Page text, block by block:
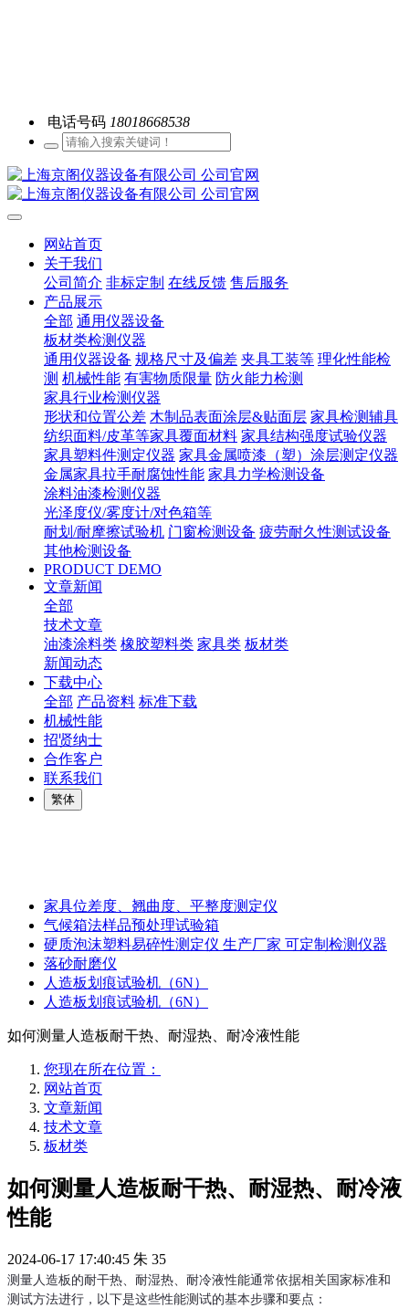
电话号码 18018668538
网站首页
关于我们
公司简介 非标定制 在线反馈 售后服务
产品展示
全部 通用仪器设备
板材类检测仪器
通用仪器设备 规格尺寸及偏差 夹具工装等 理化性能检
测 机械性能 有害物质限量 防火能力检测
家具行业检测仪器
形状和位置公差 木制品表面涂层&贴面层 家具检测辅具
纺织面料/皮革等家具覆面材料 家具结构强度试验仪器
家具塑料件测定仪器 家具金属喷漆（塑）涂层测定仪器
金属家具拉手耐腐蚀性能 家具力学检测设备
涂料油漆检测仪器
光泽度仪/雾度计/对色箱等
耐划/耐摩擦试验机 门窗检测设备 疲劳耐久性测试设备
其他检测设备
PRODUCT DEMO
文章新闻
全部
技术文章
油漆涂料类 橡胶塑料类 家具类 板材类
新闻动态
下载中心
全部 产品资料 标准下载
机械性能
招贤纳士
合作客户
联系我们
繁体
家具位差度、翘曲度、平整度测定仪
气候箱法样品预处理试验箱
硬质泡沫塑料易碎性测定仪 生产厂家 可定制检测仪器
落砂耐磨仪
人造板划痕试验机（6N）
人造板划痕试验机（6N）
如何测量人造板耐干热、耐湿热、耐冷液性能
您现在所在位置：
网站首页
文章新闻
技术文章
板材类
如何测量人造板耐干热、耐湿热、耐冷液
性能
2024-06-17 17:40:45 朱 35
测量人造板的耐干热、耐湿热、耐冷液性能通常依据相关国家标准和
测试方法进行，以下是这些性能测试的基本步骤和要点：